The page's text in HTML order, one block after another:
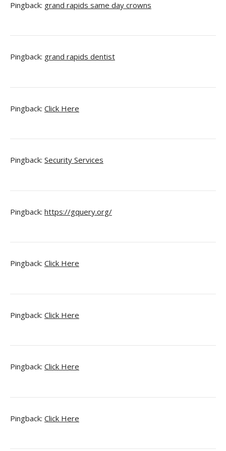
Pingback: grand rapids same day crowns
Pingback: grand rapids dentist
Pingback: Click Here
Pingback: Security Services
Pingback: https://gquery.org/
Pingback: Click Here
Pingback: Click Here
Pingback: Click Here
Pingback: Click Here